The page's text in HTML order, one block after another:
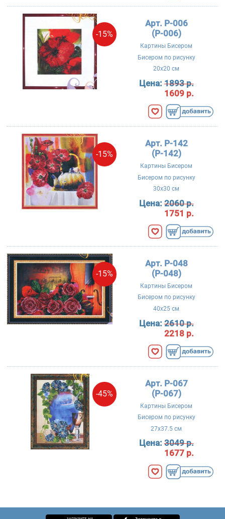
-15%
Арт. P-006
(Р-006)
Картины Бисером
Бисером по рисунку
20x20 см
Цена:1893 р.
1609 р.
-15%
Арт. P-142
(Р-142)
Картины Бисером
Бисером по рисунку
30x30 см
Цена:2060 р.
1751 р.
-15%
Арт. P-048
(Р-048)
Картины Бисером
Бисером по рисунку
40x25 см
Цена:2610 р.
2218 р.
-45%
Арт. P-067
(Р-067)
Картины Бисером
Бисером по рисунку
27x37.5 см
Цена:3049 р.
1677 р.